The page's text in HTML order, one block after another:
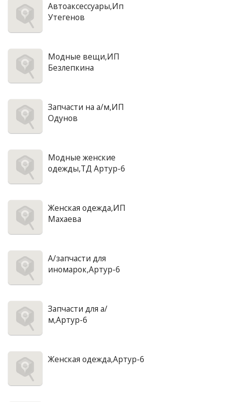
Автоаксессуары,Ип
Утегенов
Модные вещи,ИП
Безлепкина
Запчасти на а/м,ИП
Одунов
Модные женские
одежды,ТД Артур-6
Женская одежда,ИП
Махаева
А/запчасти для
иномарок,Артур-6
Запчасти для а/
м,Артур-6
Женская одежда,Артур-6